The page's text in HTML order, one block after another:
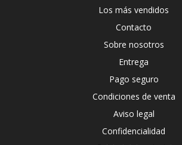
Los más vendidos
Contacto
Sobre nosotros
Entrega
Pago seguro
Condiciones de venta
Aviso legal
Confidencialidad